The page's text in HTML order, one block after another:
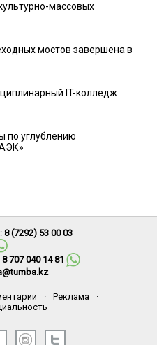
массовых
мостов завершена в
IT-колледж
по углублению
8 (7292) 53 00 03
8 707 040 14 81
· Реклама
·